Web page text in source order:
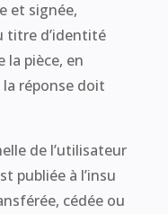
et signée,
titre d’identité
la pièce, en
la réponse doit
de l’utilisateur
publiée à l’insu
cédée ou